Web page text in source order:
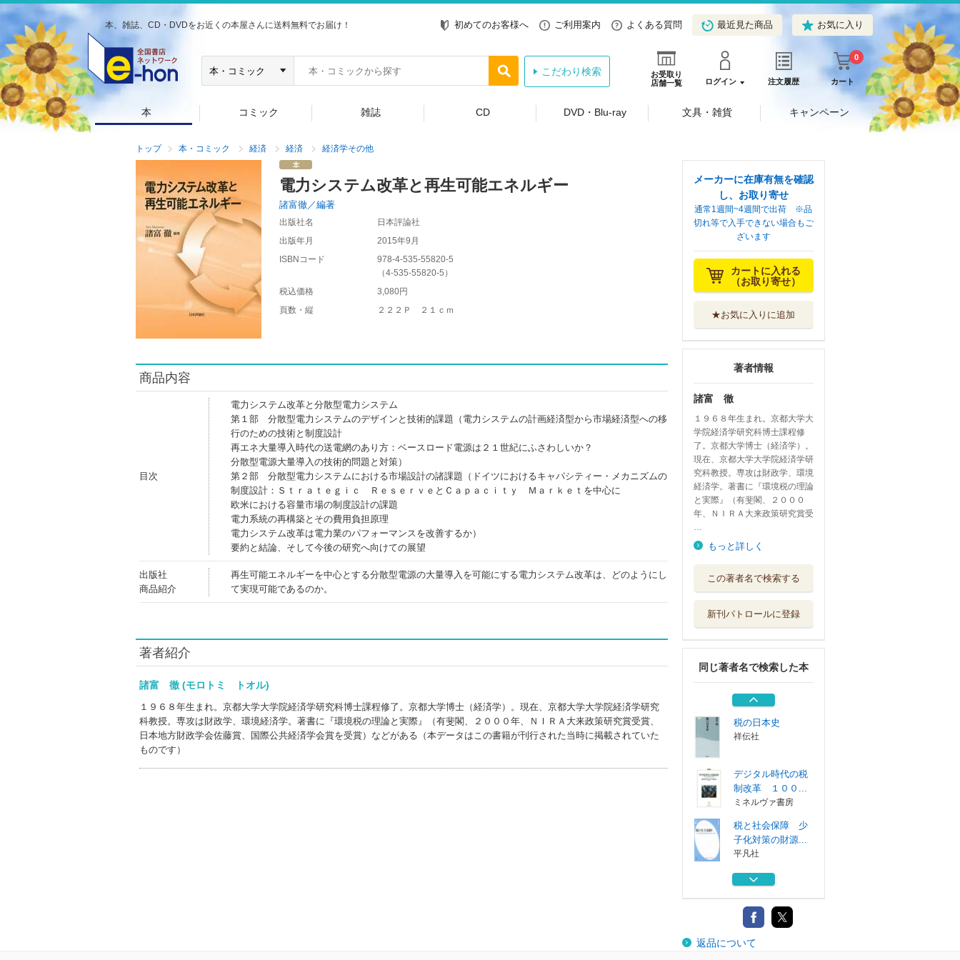
本、雑誌、CD・DVDをお近くの本屋さんに送料無料でお届け！ 初めてのお客様へ ご利用案内 よくある質問 最近見た商品 お気に入り
お受取り
店舗一覧
ログイン 注文履歴 カート
0
こだわり検索
本 コミック 雑誌 CD DVD・Blu-ray 文具・雑貨 キャンペーン
トップ 本・コミック 経済 経済 経済学その他
電力システム改革と再生可能エネルギー
諸富徹／編著
出版社名
日本評論社
出版年月
2015年9月
ISBNコード
978-4-535-55820-5
（4-535-55820-5 ）
税込価格
3,080円
頁数・縦
２２２Ｐ ２１ｃｍ
商品内容
目次
電力システム改革と分散型電力システム
第１部 分散型電力システムのデザインと技術的課題（電力システムの計画経済型から市場経済型への移
行のための技術と制度設計
再エネ大量導入時代の送電網のあり方：ベースロード電源は２１世紀にふさわしいか？
分散型電源大量導入の技術的問題と対策）
第２部 分散型電力システムにおける市場設計の諸課題（ドイツにおけるキャパシティー・メカニズムの
制度設計：Ｓｔｒａｔｅｇｉｃ ＲｅｓｅｒｖｅとＣａｐａｃｉｔｙ Ｍａｒｋｅｔを中心に
欧米における容量市場の制度設計の課題
電力系統の再構築とその費用負担原理
電力システム改革は電力業のパフォーマンスを改善するか）
要約と結論、そして今後の研究へ向けての展望
出版社
商品紹介
再生可能エネルギーを中心とする分散型電源の大量導入を可能にする電力システム改革は、どのようにし
て実現可能であるのか。
著者紹介
諸富 徹 (モロトミ トオル)
１９６８年生まれ。京都大学大学院経済学研究科博士課程修了。京都大学博士（経済学）。現在、京都大学大学院経済学研究
科教授。専攻は財政学、環境経済学。著書に『環境税の理論と実際』（有斐閣、２０００年、ＮＩＲＡ大来政策研究賞受賞、
日本地方財政学会佐藤賞、国際公共経済学会賞を受賞）などがある（本データはこの書籍が刊行された当時に掲載されていた
ものです）
メーカーに在庫有無を確認
し、お取り寄せ
通常1週間~4週間で出荷 ※品
切れ等で入手できない場合もご
ざいます
カートに入れる
（お取り寄せ）
★お気に入りに追加
著者情報
諸富 徹
１９６８年生まれ。京都大学大
学院経済学研究科博士課程修
了。京都大学博士（経済学）。
現在、京都大学大学院経済学研
究科教授。専攻は財政学、環境
経済学。著書に『環境税の理論
と実際』（有斐閣、２０００
年、ＮＩＲＡ大来政策研究賞受
…
もっと詳しく
この著者名で検索する
新刊パトロールに登録
同じ著者名で検索した本
子化対策の財源...
税という社会の仕
筑摩書房
ゼロカーボンシテ
ィ 脱炭素を地...
学芸出版社
税の日本史
祥伝社
デジタル時代の税
制改革 １００...
ミネルヴァ書房
税と社会保障 少
子化対策の財源...
平凡社
税という社会の仕
筑摩書房
ゼロカーボンシテ
ィ 脱炭素を地...
返品について